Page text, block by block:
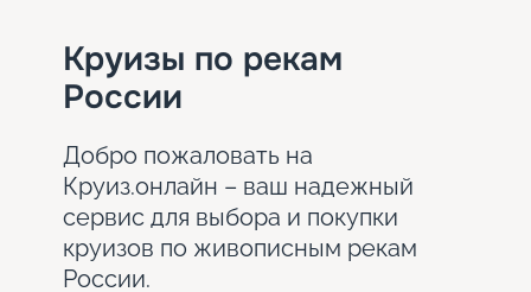
Круизы по рекам
России
Добро пожаловать на
Круиз.онлайн – ваш надежный
сервис для выбора и покупки
круизов по живописным рекам
России.